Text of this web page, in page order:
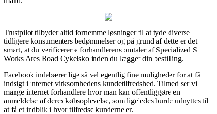
Trustpilot tilbyder altid fornemme løsninger til at tyde diverse
tidligere konsumenters bedømmelser og på grund af dette er det
smart, at du verificerer e-forhandlerens omtaler af Specialized S-
Works Ares Road Cykelsko inden du lægger din bestilling.
Facebook indebærer lige så vel egentlig fine muligheder for at få
indsigt i internet virksomhedens kundetilfredshed. Tilmed ser vi
mange internet forhandlere hvor man kan offentliggøre en
anmeldelse af deres købsoplevelse, som ligeledes burde udnyttes til
at få et indblik i hvor tilfredse kunderne er.